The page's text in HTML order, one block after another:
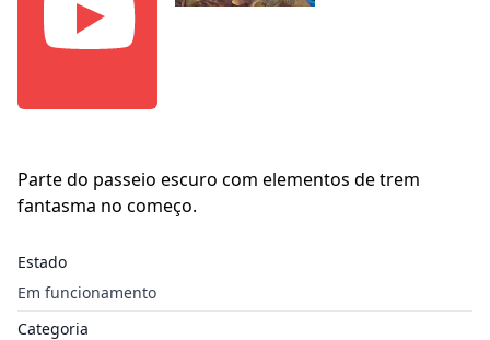
Parte do passeio escuro com elementos de trem
fantasma no começo.
Estado
Em funcionamento
Categoria